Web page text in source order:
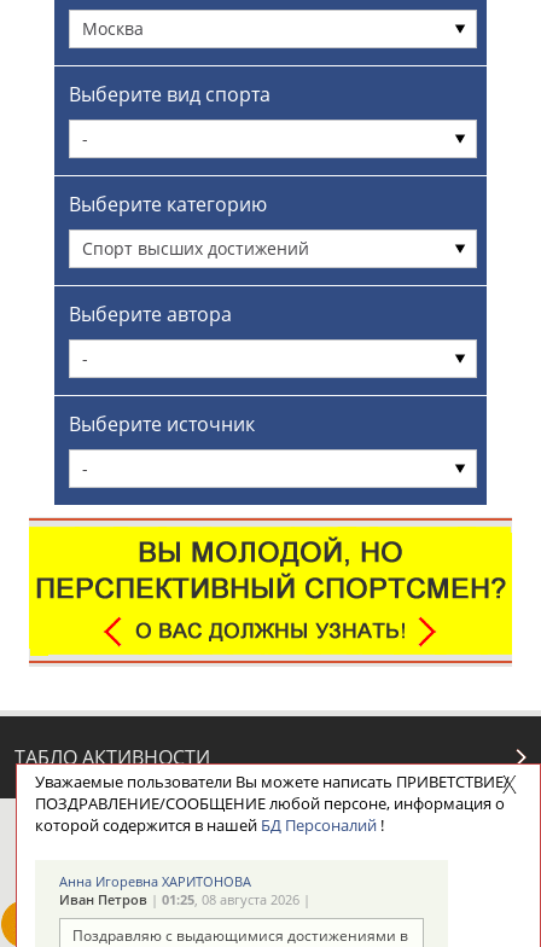
Москва
Выберите вид спорта
-
Выберите категорию
Спорт высших достижений
Выберите автора
-
Выберите источник
-
ТАБЛО АКТИВНОСТИ
ЦЕЛИ ПРОЕКТА НАШИ КНОПКИ
Уважаемые пользователи Вы можете написать ПРИВЕТСТВИЕ/
ПОЗДРАВЛЕНИЕ/СООБЩЕНИЕ любой персоне, информация о
которой содержится в нашей БД Персоналий!
Анна Игоревна ХАРИТОНОВА
Иван Петров| 01:25, 08 августа 2026 |
Поздравляю с выдающимися достижениями в